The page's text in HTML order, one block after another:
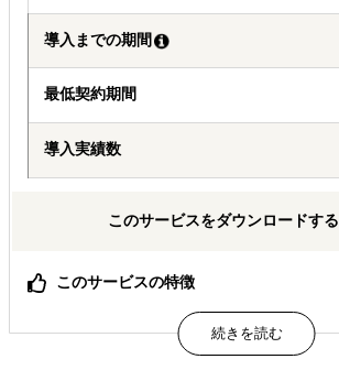
導入までの期間
最低契約期間
導入実績数
このサービスをダウンロードする
このサービスの特徴
フィリピンビジネス